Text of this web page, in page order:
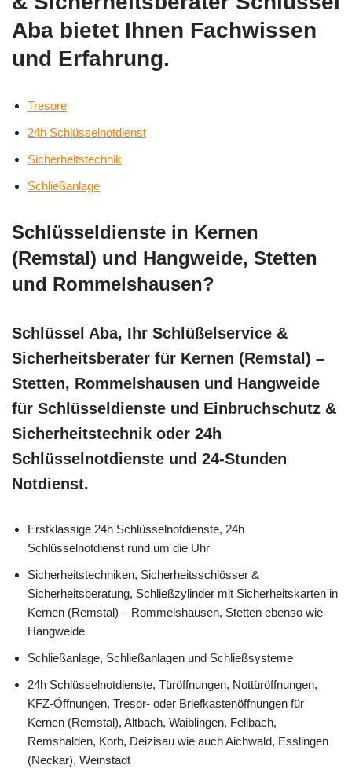
Aba bietet Ihnen Fachwissen
und Erfahrung.
Tresore
24h Schlüsselnotdienst
Sicherheitstechnik
Schließanlage
Schlüsseldienste in Kernen
(Remstal) und Hangweide, Stetten
und Rommelshausen?
Schlüssel Aba, Ihr Schlüßelservice &
Sicherheitsberater für Kernen (Remstal) –
Stetten, Rommelshausen und Hangweide
für Schlüsseldienste und Einbruchschutz &
Sicherheitstechnik oder 24h
Schlüsselnotdienste und 24-Stunden
Notdienst.
Erstklassige 24h Schlüsselnotdienste, 24h
Schlüsselnotdienst rund um die Uhr
Sicherheitstechniken, Sicherheitsschlösser &
Sicherheitsberatung, Schließzylinder mit Sicherheitskarten in
Kernen (Remstal) – Rommelshausen, Stetten ebenso wie
Hangweide
Schließanlage, Schließanlagen und Schließsysteme
24h Schlüsselnotdienste, Türöffnungen, Nottüröffnungen,
KFZ-Öffnungen, Tresor- oder Briefkastenöffnungen für
Kernen (Remstal), Altbach, Waiblingen, Fellbach,
Remshalden, Korb, Deizisau wie auch Aichwald, Esslingen
(Neckar), Weinstadt